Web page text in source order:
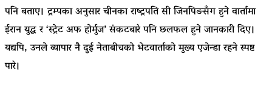
पनि बताए। ट्रम्पका अनुसार चीनका राष्ट्रपति सी जिनपिङसँग हुने वार्तामा
ईरान युद्ध र ‘स्ट्रेट अफ होर्मुज’ संकटबारे पनि छलफल हुने जानकारी दिए।
यद्यपि, उनले व्यापार नै दुई नेताबीचको भेटवार्ताको मुख्य एजेन्डा रहने स्पष्ट
पारे।